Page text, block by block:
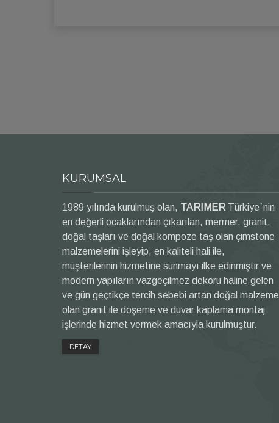
KURUMSAL
1989 yılında kurulmuş olan, TARIMER Türkiye`nin
en değerli ocaklarından çıkarılan, mermer, granit,
doğal taşları ve doğal kompoze taş olan çimstone
malzemelerini işleyip, en kaliteli hali ile,
müşterilerinin hizmetine sunmayı ilke edinmiştir ve
modern yapıların vazgeçilmez dekoru haline gelen
ve gün geçtikçe tercih sebebi artan doğal malzeme
olan granit ile döşeme ve duvar kaplama montaj
işlerinde hizmet vermek amacıyla kurulmuştur.
DETAY